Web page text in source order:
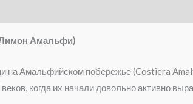
Амальфи)
на Амальфийском побережье (Costiera
когда их начали довольно активно